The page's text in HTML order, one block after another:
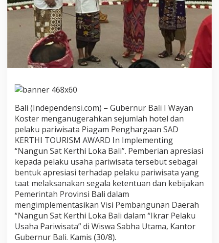
h
i
P
a
m
K
E
R
T
H
T
O
U
R
I
S
M
A
W
A
Bali (Independensi.com) – Gubernur Bali I Wayan
Koster menganugerahkan sejumlah hotel dan
pelaku pariwisata Piagam Penghargaan SAD
KERTHI TOURISM AWARD In Implementing
“Nangun Sat Kerthi Loka Bali”. Pemberian apresiasi
kepada pelaku usaha pariwisata tersebut sebagai
bentuk apresiasi terhadap pelaku pariwisata yang
taat melaksanakan segala ketentuan dan kebijakan
Pemerintah Provinsi Bali dalam
mengimplementasikan Visi Pembangunan Daerah
“Nangun Sat Kerthi Loka Bali dalam “Ikrar Pelaku
Usaha Pariwisata” di Wiswa Sabha Utama, Kantor
Gubernur Bali. Kamis (30/8).